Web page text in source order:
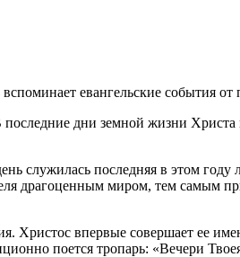
евангельские события
дни земной жизни
служилась последняя в этом
драгоценным миром, тем самым
Христос впервые совершает ее
поется тропарь: «Вечери